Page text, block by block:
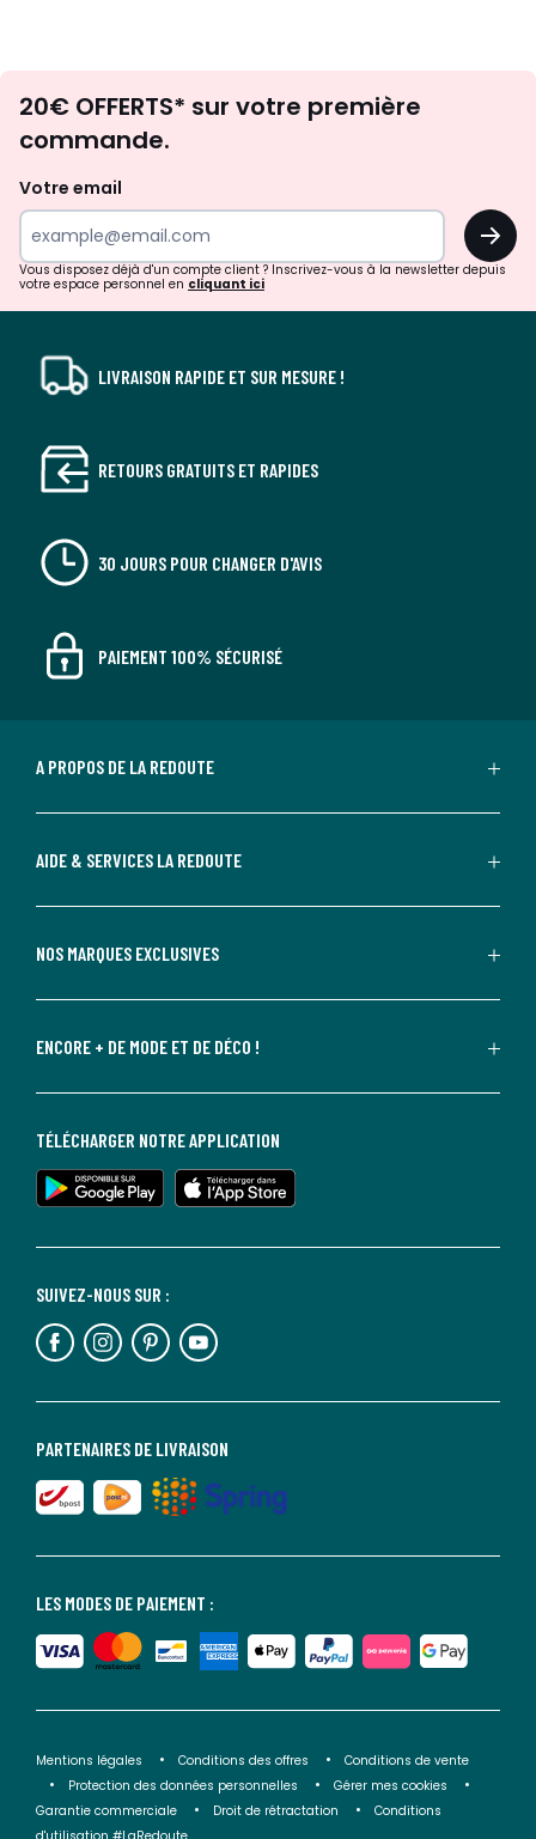
d'inspirations
surprises?
20€ OFFERTS* sur votre première
commande.
Votre email
OK
Vous disposez déjà d'un compte client ? Inscrivez-vous à la newsletter depuis
votre espace personnel en cliquant ici
LIVRAISON RAPIDE ET SUR MESURE !
RETOURS GRATUITS ET RAPIDES
30 JOURS POUR CHANGER D'AVIS
PAIEMENT 100% SÉCURISÉ
A PROPOS DE LA REDOUTE
AIDE & SERVICES LA REDOUTE
NOS MARQUES EXCLUSIVES
ENCORE + DE MODE ET DE DÉCO !
LES MODES DE PAIEMENT :
PARTENAIRES DE LIVRAISON
SUIVEZ-NOUS SUR :
TÉLÉCHARGER NOTRE APPLICATION
Mentions légales Conditions des offres
Conditions de vente
Protection des données personnelles
Gérer mes cookies
Garantie commerciale
Droit de rétractation
Conditions